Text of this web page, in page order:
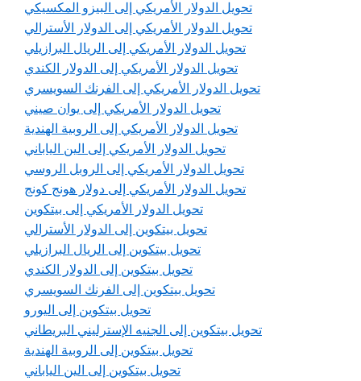
تحويل الدولار الأمريكي إلى البيزو المكسيكي
تحويل الدولار الأمريكي إلى الدولار الأسترالي
تحويل الدولار الأمريكي إلى الريال البرازيلي
تحويل الدولار الأمريكي إلى الدولار الكندي
تحويل الدولار الأمريكي إلى الفرنك السويسري
تحويل الدولار الأمريكي إلى يوان صيني
تحويل الدولار الأمريكي إلى الروبية الهندية
تحويل الدولار الأمريكي إلى الين الياباني
تحويل الدولار الأمريكي إلى الروبل الروسي
تحويل الدولار الأمريكي إلى دولار هونج كونج
تحويل الدولار الأمريكي إلى بيتكوين
تحويل بيتكوين إلى الدولار الأسترالي
تحويل بيتكوين إلى الريال البرازيلي
تحويل بيتكوين إلى الدولار الكندي
تحويل بيتكوين إلى الفرنك السويسري
تحويل بيتكوين إلى اليورو
تحويل بيتكوين إلى الجنيه الإسترليني البريطاني
تحويل بيتكوين إلى الروبية الهندية
تحويل بيتكوين إلى الين الياباني